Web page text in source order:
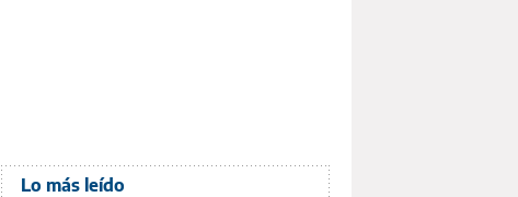
Lo más leído